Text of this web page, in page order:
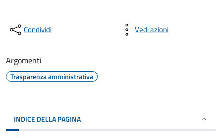
Condividi Vedi azioni
Argomenti
Trasparenza amministrativa
INDICE DELLA PAGINA